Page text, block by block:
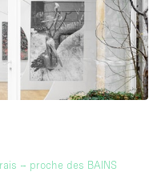
– proche des BAINS